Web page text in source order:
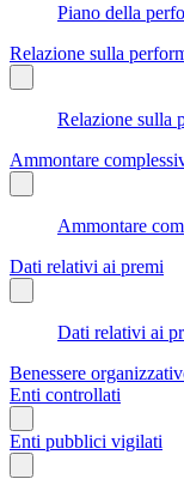
Piano della
Relazione sulla
Relazione sulla
Ammontare
Ammontare
Dati relativi ai premi
Dati relativi ai
Benessere
Enti controllati
Enti pubblici vigilati